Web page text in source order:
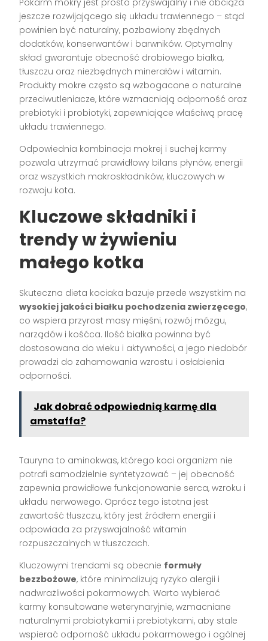
jeszcze rozwijającego się układu trawiennego – stąd
powinien być naturalny, pozbawiony zbędnych
dodatków, konserwantów i barwników. Optymalny
skład gwarantuje obecność drobiowego białka,
tłuszczu oraz niezbędnych minerałów i witamin.
Produkty mokre często są wzbogacone o naturalne
przeciwutleniacze, które wzmacniają odporność oraz
prebiotyki i probiotyki, zapewniające właściwą pracę
układu trawiennego.
Odpowiednia kombinacja mokrej i suchej karmy
pozwala utrzymać prawidłowy bilans płynów, energii
oraz wszystkich makroskładników, kluczowych w
rozwoju kota.
Kluczowe składniki i
trendy w żywieniu
małego kotka
Skuteczna dieta kociaka bazuje przede wszystkim na
wysokiej jakości białku pochodzenia zwierzęcego,
co wspiera przyrost masy mięśni, rozwój mózgu,
narządów i kośćca. Ilość białka powinna być
dostosowana do wieku i aktywności, a jego niedobór
prowadzi do zahamowania wzrostu i osłabienia
odporności.
Jak dobrać odpowiednią karmę dla
amstaffa?
Tauryna to aminokwas, którego koci organizm nie
potrafi samodzielnie syntetyzować – jej obecność
zapewnia prawidłowe funkcjonowanie serca, wzroku i
układu nerwowego. Oprócz tego istotna jest
zawartość tłuszczu, który jest źródłem energii i
odpowiada za przyswajalność witamin
rozpuszczalnych w tłuszczach.
Kluczowymi trendami są obecnie formuły
bezzbożowe, które minimalizują ryzyko alergii i
nadwrażliwości pokarmowych. Warto wybierać
karmy konsultowane weterynaryjnie, wzmacniane
naturalnymi probiotykami i prebiotykami, aby stale
wspierać odporność układu pokarmowego i ogólnej